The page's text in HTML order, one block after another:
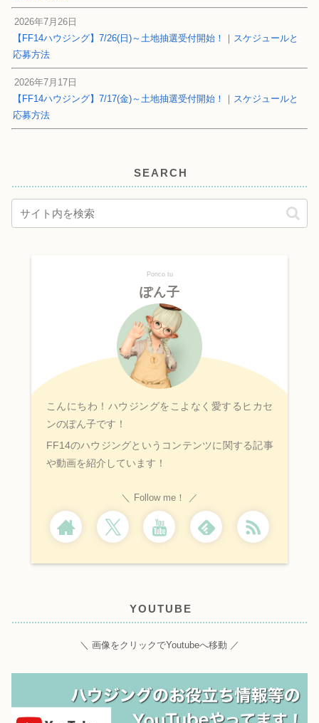
2026年7月26日
【FF14ハウジング】7/26(日)～土地抽選受付開始！｜スケジュールと
応募方法
2026年7月17日
【FF14ハウジング】7/17(金)～土地抽選受付開始！｜スケジュールと
応募方法
SEARCH
Ponco tu
ぽん子
こんにちわ！ハウジングをこよなく愛するヒカセ
ンのぽん子です！
FF14のハウジングというコンテンツに関する記事
や動画を紹介しています！
Follow me！
YOUTUBE
＼ 画像をクリックでYoutubeへ移動 ／